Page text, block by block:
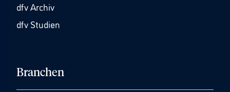
dfv Archiv
dfv Studien
Branchen